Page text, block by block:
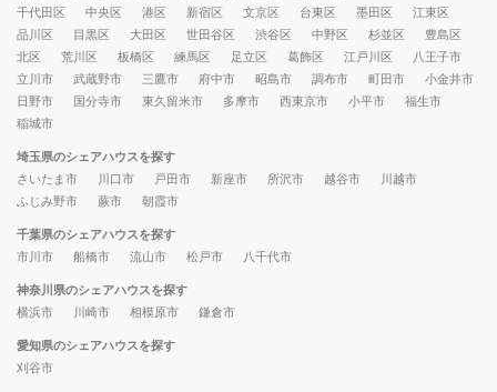
千代田区
中央区 港区 新宿区 文京区 台東区 墨田区
江東区
品川区
目黒区 大田区 世田谷区 渋谷区 中野区 杉並区
豊島区
北区
荒川区 板橋区 練馬区 足立区 葛飾区 江戸川区
八王子市
立川市
武蔵野市 三鷹市 府中市 昭島市 調布市 町田市
小金井市
日野市
国分寺市 東久留米市 多摩市 西東京市 小平市
福生市
稲城市
埼玉県のシェアハウスを探す
さいたま市
川口市 戸田市 新座市 所沢市 越谷市
川越市
ふじみ野市
蕨市 朝霞市
千葉県のシェアハウスを探す
市川市
船橋市 流山市 松戸市 八千代市
神奈川県のシェアハウスを探す
横浜市
川崎市 相模原市 鎌倉市
愛知県のシェアハウスを探す
刈谷市